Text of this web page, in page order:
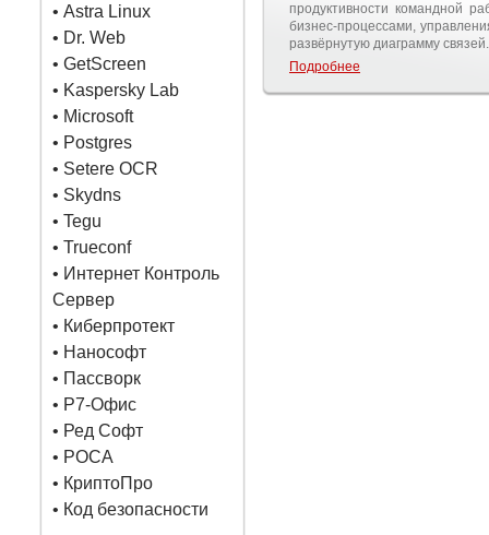
• Astra Linux
• Dr. Web
• GetScreen
• Kaspersky Lab
• Microsoft
• Postgres
• Setere OCR
• Skydns
• Tegu
• Trueconf
• Интернет Контроль
Сервер
• Киберпротект
• Нанософт
• Пассворк
• Р7-Офис
• Ред Софт
• РОСА
• КриптоПро
• Код безопасности
продуктивности командной
бизнес-процессами,
развёрнутую диаграмму связей.
Подробнее